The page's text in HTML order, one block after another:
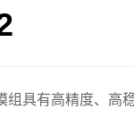
组具有高精度、高